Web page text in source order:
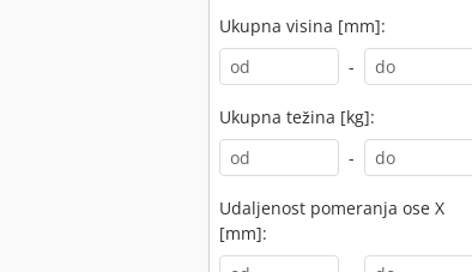
Ukupna visina [mm]:
-
Ukupna težina [kg]:
-
Udaljenost pomeranja ose X
[mm]: